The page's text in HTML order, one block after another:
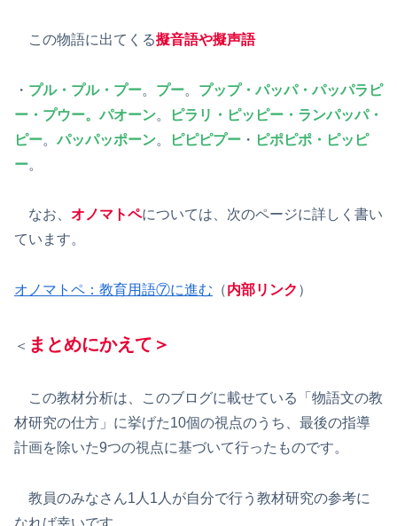
この物語に出てくる擬音語や擬声語
・ プル・プル・プー。 プー。 プップ・パッパ・パッパラピ
ー・プウー。パオーン。
ピラリ・ピッピー・ランパッパ・
ピー。 パッパッポーン。 ピピピプー ・ ピポピポ・ピッピ
ー。
なお、 オノマトペについては、次のページに詳しく書い
ています。
オノマトペ：教育用語⑦に進む （内部リンク ）
＜ まとめにかえて＞
この教材分析は、このブログに載せている「物語文の教
材研究の仕方」に挙げた10個の視点のうち、最後の指導
計画を除いた9つの視点に基づいて行ったものです。
教員のみなさん1人1人が自分で行う教材研究の参考に
なれば幸いです。